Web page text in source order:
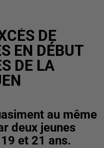
DE
EN DÉBUT
DE LA
au même
deux jeunes
et 21 ans.